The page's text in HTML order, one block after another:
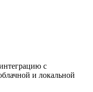
с
и локальной